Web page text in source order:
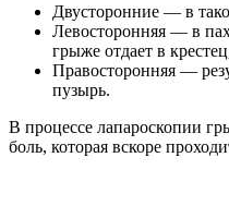
Двусторонние — в
Левосторонняя — в
грыже отдает в
Правосторонняя —
пузырь.
В процессе лапароскопии
боль, которая вскоре